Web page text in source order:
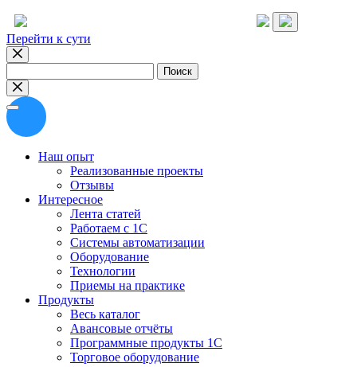
Перейти к сути
Наш опыт
Реализованные проекты
Отзывы
Интересное
Лента статей
Работаем с 1С
Системы автоматизации
Оборудование
Технологии
Приемы на практике
Продукты
Весь каталог
Авансовые отчёты
Программные продукты 1С
Торговое оборудование